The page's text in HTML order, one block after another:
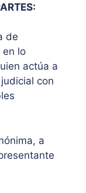
de
en lo
actúa a
con
a